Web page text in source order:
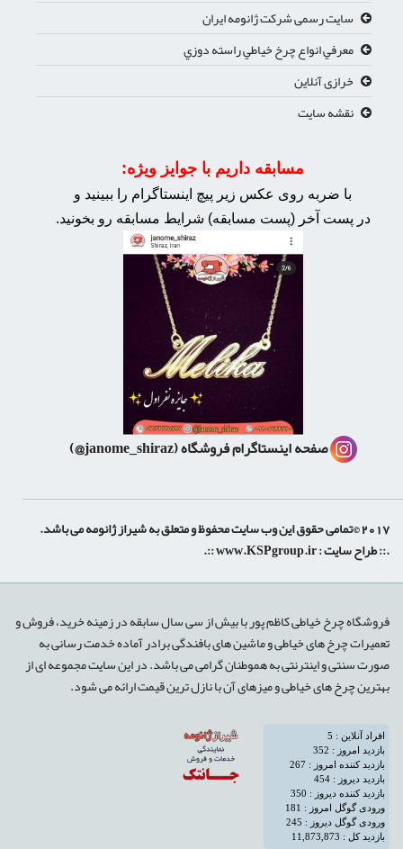
سایت رسمی شرکت ژانومه ایران
معرفي انواع چرخ خياطي راسته دوزي
خرازی آنلاین
نقشه سایت
مسابقه داریم با جوایز ویژه:
با ضربه روی عکس زیر پیچ اینستاگرام را ببینید و
در پست آخر (پست مسابقه) شرایط مسابقه رو بخونید.
صفحه اینستاگرام فروشگاه(janome_shiraz@)
2017 ©تمامی حقوق این وب سایت محفوظ و متعلق به شیراز ژانومه می باشد.
.:: طراح سایت :www.KSPgroup.ir
::.
فروشگاه چرخ خیاطی کاظم پور با بیش از سی سال سابقه در زمینه خرید، فروش و
تعمیرات چرخ های خیاطی و ماشین های بافندگی برادر آماده خدمت رسانی به
صورت سنتی و اینترنتی به هموطنان گرامی می باشد. در این سایت مجموعه ای از
بهترین چرخ های خیاطی و میزهای آن با نازل ترین قیمت ارائه می شود.